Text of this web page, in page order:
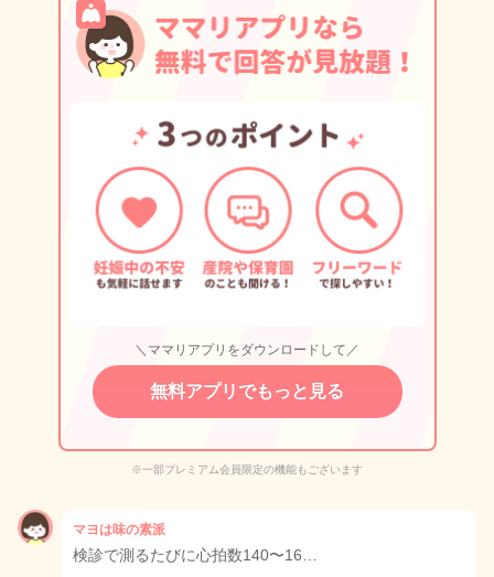
＼ママリアプリをダウンロードして／
無料アプリでもっと見る
※一部プレミアム会員限定の機能もございます
マヨは味の素派
検診で測るたびに心拍数140〜16…